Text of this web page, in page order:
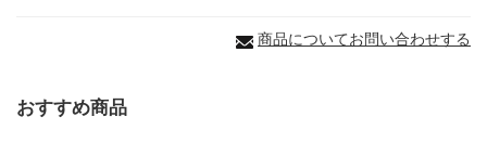
商品についてお問い合わせする
おすすめ商品